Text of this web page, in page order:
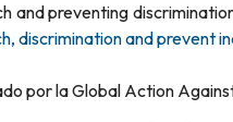
and preventing
discrimination and prevent
por la Global Action